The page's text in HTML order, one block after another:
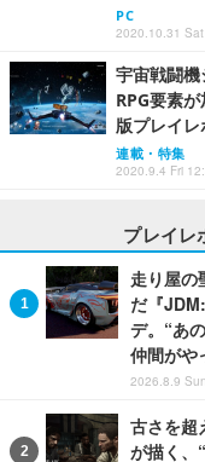
PC
2020.10.31
宇宙戦闘機
RPG要素
版プレイレ
連載・特集
2020.9.4 Fri
プレイレ
走り屋の
だ『
デ。“あ
仲間がや
2026.8.9
古さを超
が描く、